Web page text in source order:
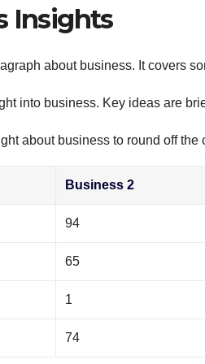
Insights
about business. It covers
into business. Key ideas are
about business to round off the
Business 2
94
65
1
74